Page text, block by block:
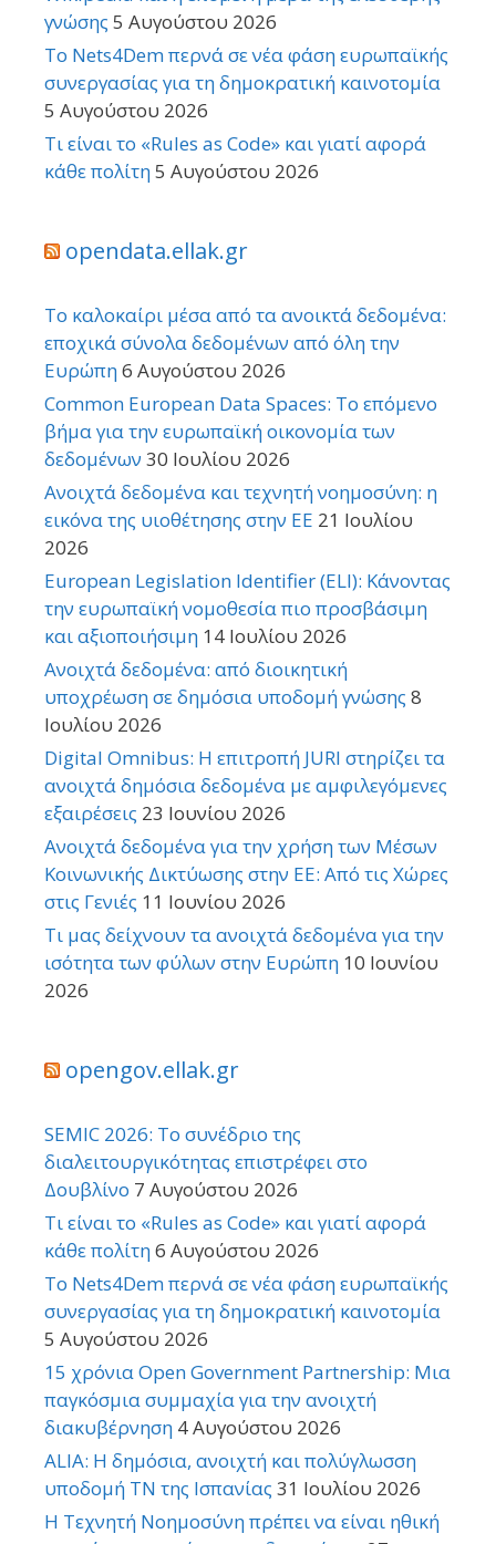
γνώσης 5 Αυγούστου 2026
Το Nets4Dem περνά σε νέα φάση ευρωπαϊκής
συνεργασίας για τη δημοκρατική καινοτομία
5 Αυγούστου 2026
Τι είναι το «Rules as Code» και γιατί αφορά
κάθε πολίτη5 Αυγούστου 2026
opendata.ellak.gr
Το καλοκαίρι μέσα από τα ανοικτά δεδομένα:
εποχικά σύνολα δεδομένων από όλη την
Ευρώπη6 Αυγούστου 2026
Common European Data Spaces: Το επόμενο
βήμα για την ευρωπαϊκή οικονομία των
δεδομένων 30 Ιουλίου 2026
Ανοιχτά δεδομένα και τεχνητή νοημοσύνη: η
εικόνα της υιοθέτησης στην ΕΕ 21 Ιουλίου
2026
European Legislation Identifier (ELI): Κάνοντας
την ευρωπαϊκή νομοθεσία πιο προσβάσιμη
και αξιοποιήσιμη 14 Ιουλίου 2026
Ανοιχτά δεδομένα: από διοικητική
υποχρέωση σε δημόσια υποδομή γνώσης 8
Ιουλίου 2026
Digital Omnibus: Η επιτροπή JURI στηρίζει τα
ανοιχτά δημόσια δεδομένα με αμφιλεγόμενες
εξαιρέσεις 23 Ιουνίου 2026
Ανοιχτά δεδομένα για την χρήση των Μέσων
Κοινωνικής Δικτύωσης στην ΕΕ: Από τις Χώρες
στις Γενιές 11 Ιουνίου 2026
Τι μας δείχνουν τα ανοιχτά δεδομένα για την
ισότητα των φύλων στην Ευρώπη 10 Ιουνίου
2026
opengov.ellak.gr
SEMIC 2026: Το συνέδριο της
διαλειτουργικότητας επιστρέφει στο
Δουβλίνο 7 Αυγούστου 2026
Τι είναι το «Rules as Code» και γιατί αφορά
κάθε πολίτη6 Αυγούστου 2026
Το Nets4Dem περνά σε νέα φάση ευρωπαϊκής
συνεργασίας για τη δημοκρατική καινοτομία
5 Αυγούστου 2026
15 χρόνια Open Government Partnership: Μια
παγκόσμια συμμαχία για την ανοιχτή
διακυβέρνηση 4 Αυγούστου 2026
ALIA: Η δημόσια, ανοιχτή και πολύγλωσση
υποδομή ΤΝ της Ισπανίας 31 Ιουλίου 2026
Η Τεχνητή Νοημοσύνη πρέπει να είναι ηθική